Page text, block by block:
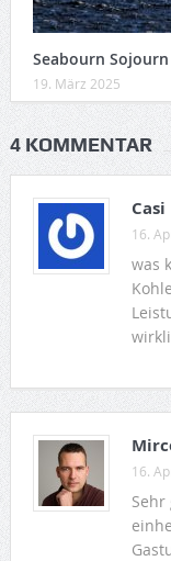
Seabourn
19. März 2025
4 KOMMENTAR
Casi
16.
was
16.